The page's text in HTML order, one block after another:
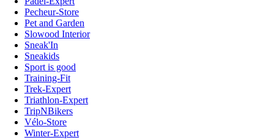
Pecheur-Store
Pet and Garden
Slowood Interior
Sneak'In
Sneakids
Sport is good
Training-Fit
Trek-Expert
Triathlon-Expert
TripNBikers
Vélo-Store
Winter-Expert